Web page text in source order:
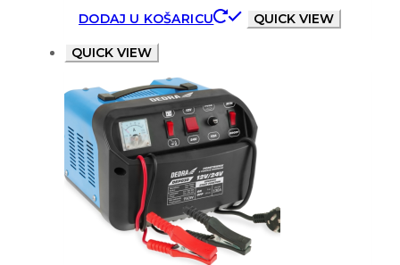
DODAJ U KOŠARICU
QUICK VIEW
QUICK VIEW